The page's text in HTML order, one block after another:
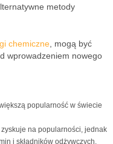
metody
chemiczne , mogą być
wprowadzeniem nowego
popularność w świecie
na popularności, jednak
i składników odżywczych.